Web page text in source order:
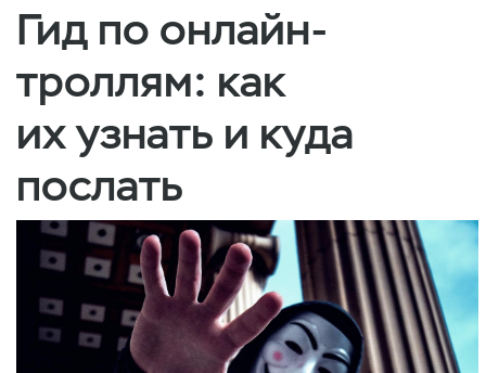
Гид по онлайн-
троллям: как
их узнать и куда
послать